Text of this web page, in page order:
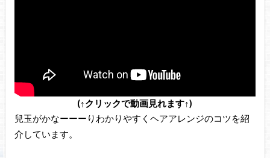
(↑クリックで動画見れます↑)
兒玉がかなーーーりわかりやすくヘアアレンジのコツを紹
介しています。